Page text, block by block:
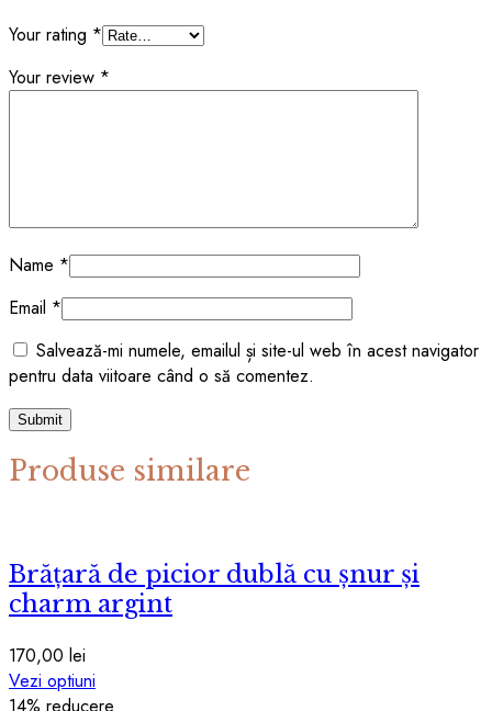
Your rating *
Your review *
Name *
Email *
Salvează-mi numele, emailul și site-ul web în acest navigator
pentru data viitoare când o să comentez.
Produse similare
Brățară de picior dublă cu șnur și
charm argint
170,00 lei
Vezi optiuni
produs